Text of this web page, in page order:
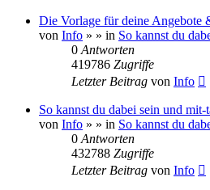
Die Vorlage für deine Angebote
von Info » » in So kannst du
0 Antworten
419786 Zugriffe
Letzter Beitrag von Info
So kannst du dabei sein und mit-
von Info » » in So kannst du
0 Antworten
432788 Zugriffe
Letzter Beitrag von Info